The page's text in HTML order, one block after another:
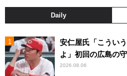
Daily
安仁屋氏「こうい
よ」初回の広島の
2026.08.06